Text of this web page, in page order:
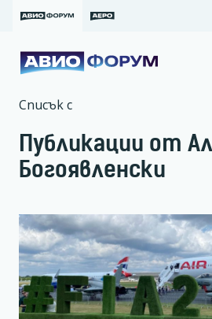
Списък с
Публикации от
Богоявленски